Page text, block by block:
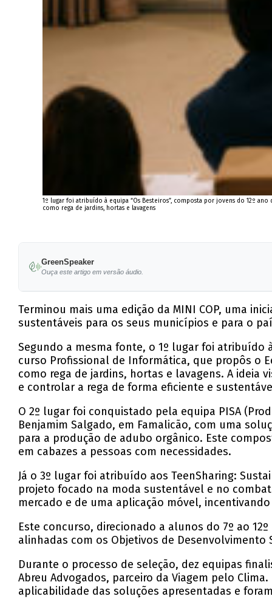
1º lugar foi atribuído à equipa “Os Besteiros”, composta por jovens do 12º
como rega de jardins, hortas e lavagens
GreenSpeaker
Ouça este artigo em versão áudio.
Terminou mais uma edição da MINI COP, uma
sustentáveis para os seus municípios e para o
Segundo a mesma fonte, o 1º lugar foi atribuído
curso Profissional de Informática, que propôs o
como rega de jardins, hortas e lavagens. A ideia
e controlar a rega de forma eficiente e
O 2º lugar foi conquistado pela equipa PISA
Benjamim Salgado, em Famalicão, com uma
para a produção de adubo orgânico. Este
em cabazes a pessoas com necessidades.
Já o 3º lugar foi atribuído aos TeenSharing:
projeto focado na moda sustentável e no
mercado e de uma aplicação móvel,
Este concurso, direcionado a alunos do 7º ao
alinhadas com os Objetivos de Desenvolvimento
Durante o processo de seleção, dez equipas
Abreu Advogados, parceiro da Viagem pelo
aplicabilidade das soluções apresentadas e